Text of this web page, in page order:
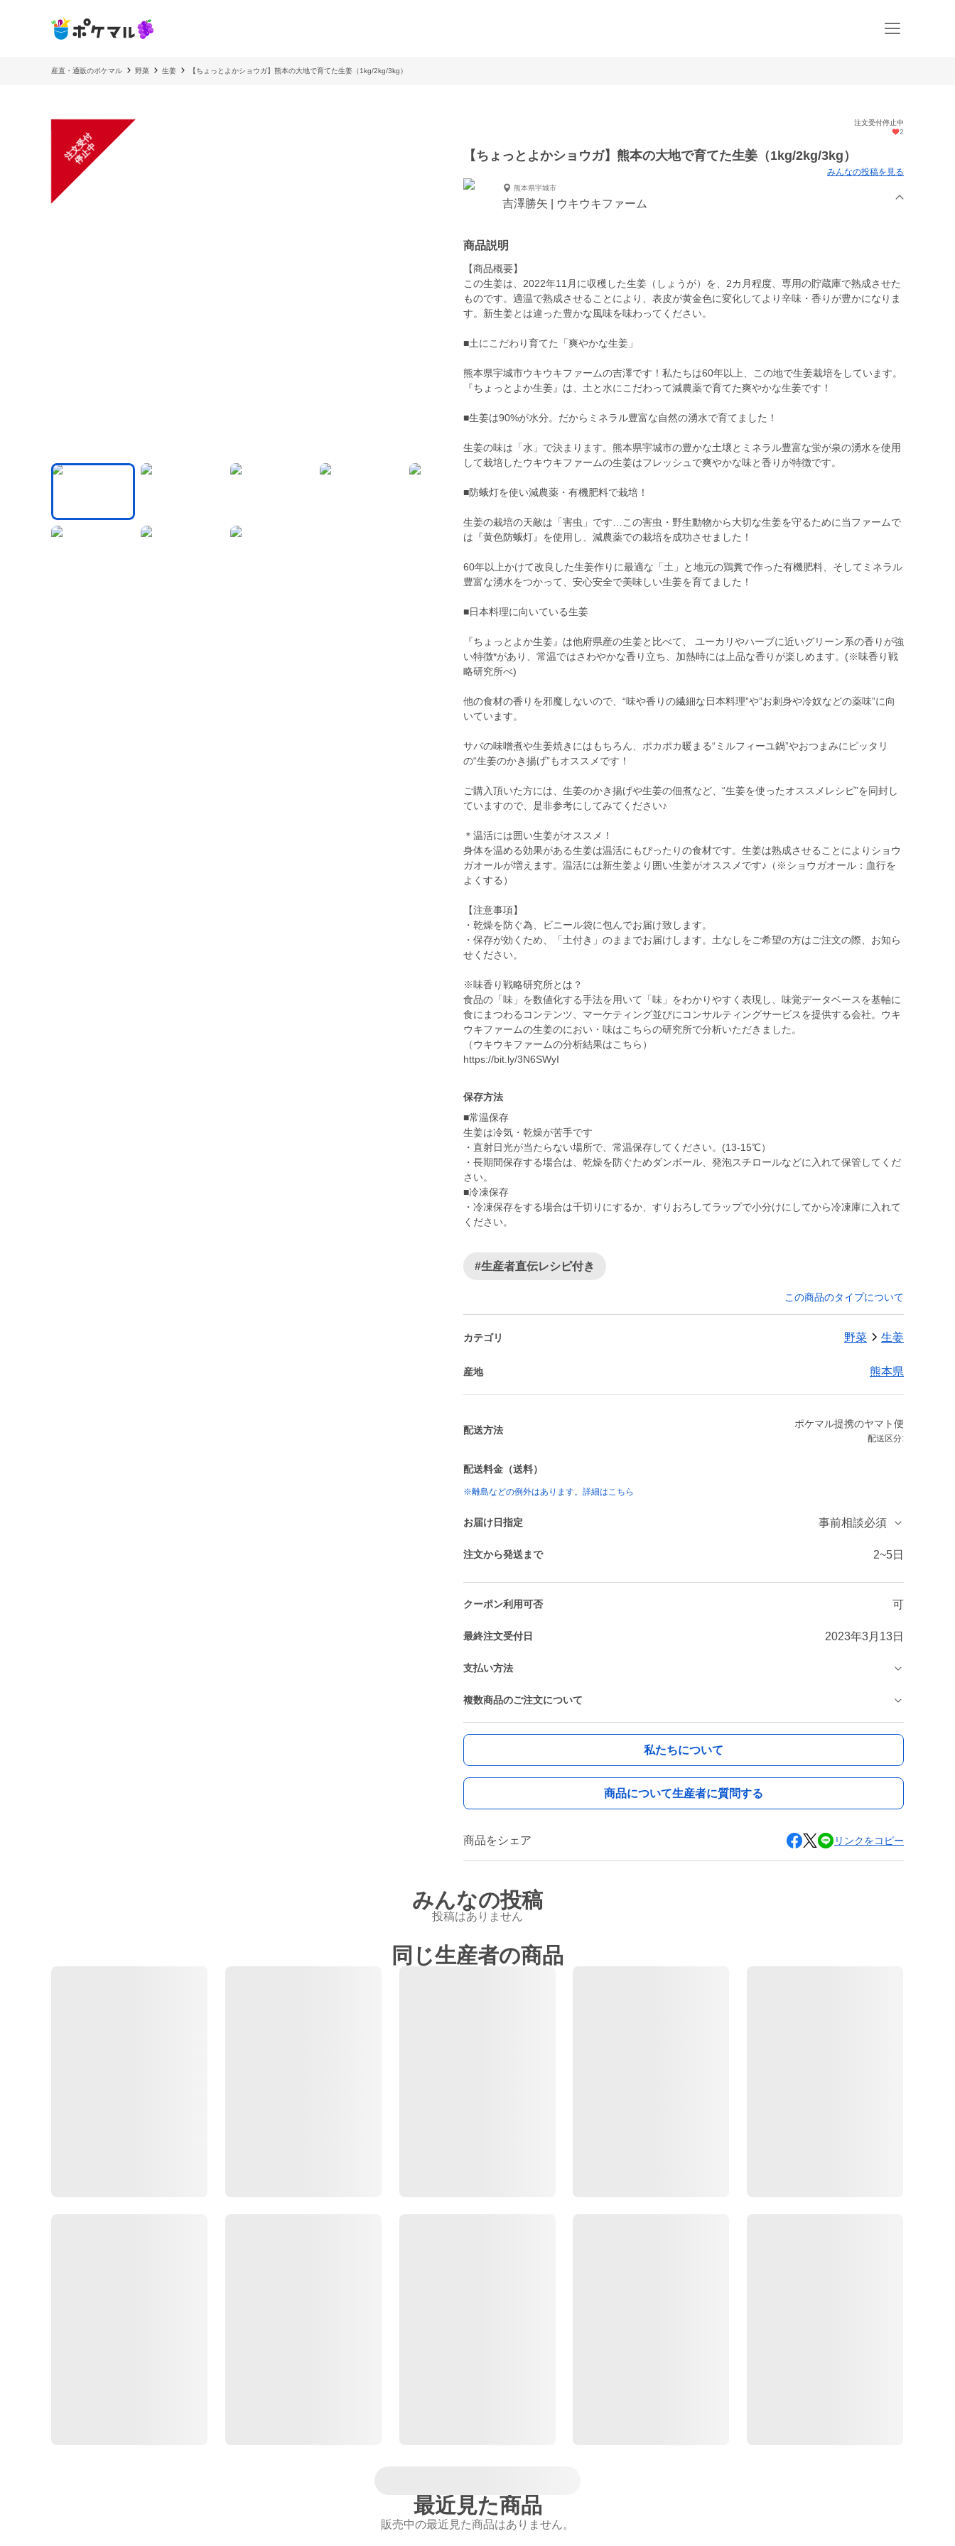
産直・通販のポケマル 野菜 生姜 【ちょっとよかショウガ】熊本の大地で育てた生姜（1kg/2kg/3kg）
注
文
受
付
停
止
中
注文受付停止中
2
【ちょっとよかショウガ】熊本の大地で育てた生姜（1kg/2kg/3kg）
みんなの投稿を見る
熊本県宇城市
吉澤勝矢 | ウキウキファーム
商品説明
【商品概要】
この生姜は、2022年11月に収穫した生姜（しょうが）を、2カ月程度、専用の貯蔵庫で熟成させた
ものです。適温で熟成させることにより、表皮が黄金色に変化してより辛味・香りが豊かになりま
す。新生姜とは違った豊かな風味を味わってください。
■土にこだわり育てた「爽やかな生姜」
熊本県宇城市ウキウキファームの吉澤です！私たちは60年以上、この地で生姜栽培をしています。
『ちょっとよか生姜』は、土と水にこだわって減農薬で育てた爽やかな生姜です！
■生姜は90%が水分。だからミネラル豊富な自然の湧水で育てました！
生姜の味は「水」で決まります。熊本県宇城市の豊かな土壌とミネラル豊富な蛍が泉の湧水を使用
して栽培したウキウキファームの生姜はフレッシュで爽やかな味と香りが特徴です。
■防蛾灯を使い減農薬・有機肥料で栽培！
生姜の栽培の天敵は「害虫」です…この害虫・野生動物から大切な生姜を守るために当ファームで
は『黄色防蛾灯』を使用し、減農薬での栽培を成功させました！
60年以上かけて改良した生姜作りに最適な「土」と地元の鶏糞で作った有機肥料、そしてミネラル
豊富な湧水をつかって、安心安全で美味しい生姜を育てました！
■日本料理に向いている生姜
『ちょっとよか生姜』は他府県産の生姜と比べて、 ユーカリやハーブに近いグリーン系の香りが強
い特徴*があり、常温ではさわやかな香り立ち、加熱時には上品な香りが楽しめます。(※味香り戦
略研究所べ)
他の食材の香りを邪魔しないので、“味や香りの繊細な日本料理”や”お刺身や冷奴などの薬味”に向
いています。
サバの味噌煮や生姜焼きにはもちろん、ポカポカ暖まる“ミルフィーユ鍋”やおつまみにピッタリ
の“生姜のかき揚げ”もオススメです！
ご購入頂いた方には、生姜のかき揚げや生姜の佃煮など、“生姜を使ったオススメレシピ”を同封し
ていますので、是非参考にしてみてください♪
＊温活には囲い生姜がオススメ！
身体を温める効果がある生姜は温活にもぴったりの食材です。生姜は熟成させることによりショウ
ガオールが増えます。温活には新生姜より囲い生姜がオススメです♪（※ショウガオール：血行を
よくする）
【注意事項】
・乾燥を防ぐ為、ビニール袋に包んでお届け致します。
・保存が効くため、「土付き」のままでお届けします。土なしをご希望の方はご注文の際、お知ら
せください。
※味香り戦略研究所とは？
食品の「味」を数値化する手法を用いて「味」をわかりやすく表現し、味覚データベースを基軸に
食にまつわるコンテンツ、マーケティング並びにコンサルティングサービスを提供する会社。ウキ
ウキファームの生姜のにおい・味はこちらの研究所で分析いただきました。
（ウキウキファームの分析結果はこちら）
https://bit.ly/3N6SWyI
保存方法
■常温保存
生姜は冷気・乾燥が苦手です
・直射日光が当たらない場所で、常温保存してください。(13-15℃）
・長期間保存する場合は、乾燥を防ぐためダンボール、発泡スチロールなどに入れて保管してくだ
さい。
■冷凍保存
・冷凍保存をする場合は千切りにするか、すりおろしてラップで小分けにしてから冷凍庫に入れて
#生産者直伝レシピ付き
この商品のタイプについて
カテゴリ 野菜 生姜
産地 熊本県
配送方法
ポケマル提携のヤマト便
配送区分:
配送料金（送料）
※離島などの例外はあります。詳細はこちら
お届け日指定 事前相談必須
注文から発送まで 2~5日
クーポン利用可否 可
最終注文受付日 2023年3月13日
支払い方法
複数商品のご注文について
私たちについて
商品について生産者に質問する
商品をシェア リンクをコピー
みんなの投稿
投稿はありません
同じ生産者の商品
最近見た商品
販売中の最近見た商品はありません。